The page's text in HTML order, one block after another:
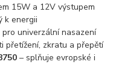
15W a 12V výstupem
k energii
pro univerzální nasazení
přetížení, zkratu a přepětí
– splňuje evropské i